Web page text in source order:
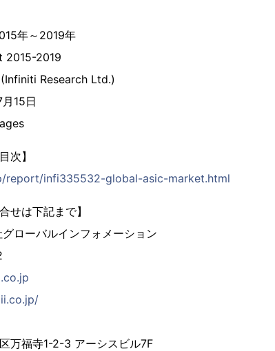
年～2019年
2015-2019
Research Ltd.)
15日
次】
report/infi335532-global-asic-market.html
せは下記まで】
ローバルインフォメーション
万福寺1-2-3 アーシスビル7F